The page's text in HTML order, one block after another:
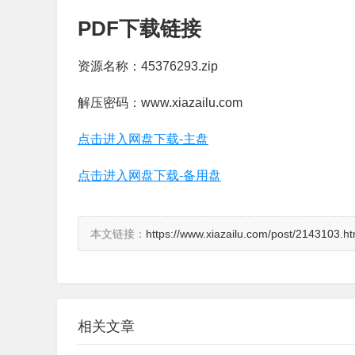
PDF下载链接
资源名称：45376293.zip
解压密码：www.xiazailu.com
点击进入网盘下载-主盘
点击进入网盘下载-备用盘
本文链接： https://www.xiazailu.com/post/
相关文章